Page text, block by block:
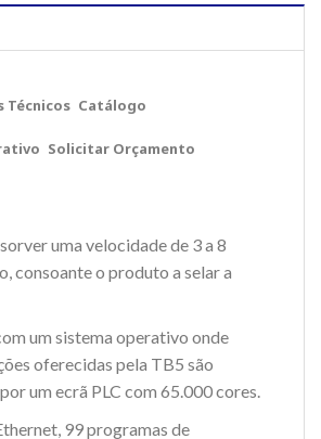
Técnicos Catálogo
Solicitar Orçamento
uma velocidade de 3 a 8
consoante o produto a selar a
um sistema operativo onde
oferecidas pela TB5 são
um ecrã PLC com 65.000 cores.
99 programas de